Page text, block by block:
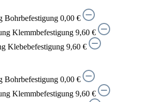
Bohrbefestigung 0,00 €
Klemmbefestigung 9,60 €
Klebebefestigung 9,60 €
Bohrbefestigung 0,00 €
Klemmbefestigung 9,60 €